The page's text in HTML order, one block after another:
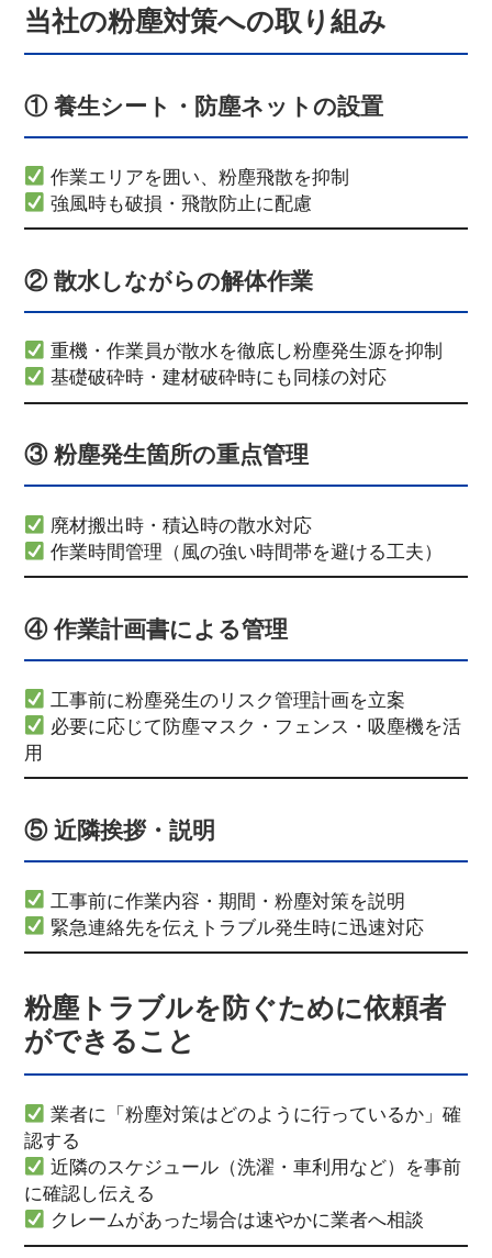
当社の粉塵対策への取り組み
① 養生シート・防塵ネットの設置
作業エリアを囲い、粉塵飛散を抑制
強風時も破損・飛散防止に配慮
② 散水しながらの解体作業
重機・作業員が散水を徹底し粉塵発生源を抑制
基礎破砕時・建材破砕時にも同様の対応
③ 粉塵発生箇所の重点管理
廃材搬出時・積込時の散水対応
作業時間管理（風の強い時間帯を避ける工夫）
④ 作業計画書による管理
工事前に粉塵発生のリスク管理計画を立案
必要に応じて防塵マスク・フェンス・吸塵機を活
用
⑤ 近隣挨拶・説明
工事前に作業内容・期間・粉塵対策を説明
緊急連絡先を伝えトラブル発生時に迅速対応
粉塵トラブルを防ぐために依頼者
ができること
業者に「粉塵対策はどのように行っているか」確
認する
近隣のスケジュール（洗濯・車利用など）を事前
に確認し伝える
クレームがあった場合は速やかに業者へ相談